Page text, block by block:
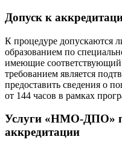
Допуск к
К процедуре допускаются
образованием по
имеющие
требованием является
предоставить сведения о
от 144 часов в рамках
Услуги «НМО-ДПО»
аккредитации